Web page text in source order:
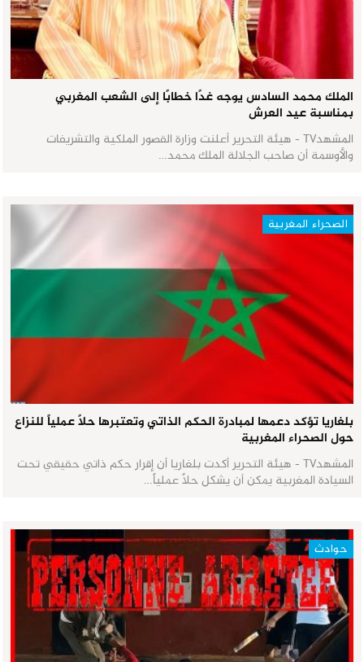
الملك محمد السادس يوجه غدًا خطابًا إلى الشعب المغربي
بمناسبة عيد العرش
المشهدTV - هيئة التحرير أعلنت وزارة القصور الملكية والتشريفات
والأوسمة أن صاحب الجلالة الملك محمد…
الصحراء المغربية
بلغاريا تؤكد دعمها لمبادرة الحكم الذاتي وتعتبرها حلاً عملياً للنزاع
حول الصحراء المغربية
المشهدTV - هيئة التحرير أكدت بلغاريا أن إقرار حكم ذاتي حقيقي تحت
السيادة المغربية يمكن أن يشكل حلاً عملياً…
حوادث